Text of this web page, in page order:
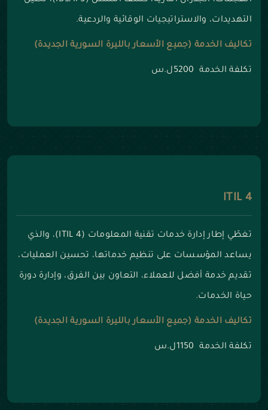
التهديدات، والاستراتيجيات الوقائية والردعية.
تكاليف الخدمة (جميع الأسعار بالليرة السورية الجديدة)
تكلفة الخدمة 5200ل.س
ITIL 4
تغطّي إطار إدارة خدمات تقنية المعلومات (ITIL 4)، والذي
يساعد المؤسسات على تنظيم خدماتها، تحسين العمليات،
تقديم خدمة أفضل للعملاء، التعاون بين الفرق، وإدارة دورة
حياة الخدمات.
تكاليف الخدمة (جميع الأسعار بالليرة السورية الجديدة)
تكلفة الخدمة 1150ل.س